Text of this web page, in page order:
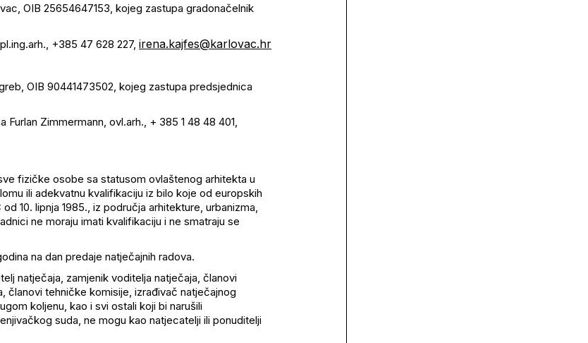
OIB 25654647153, kojeg zastupa gradonačelnik
+385 47 628 227, irena.kajfes@karlovac.hr
OIB 90441473502, kojeg zastupa predsjednica
Zimmermann, ovl.arh., + 385 1 48 48 401,
fizičke osobe sa statusom ovlaštenog arhitekta u
ili adekvatnu kvalifikaciju iz bilo koje od europskih
10. lipnja 1985., iz područja arhitekture, urbanizma,
ne moraju imati kvalifikaciju i ne smatraju se
na dan predaje natječajnih radova.
natječaja, zamjenik voditelja natječaja, članovi
članovi tehničke komisije, izrađivač natječajnog
koljenu, kao i svi ostali koji bi narušili
suda, ne mogu kao natjecatelji ili ponuditelji